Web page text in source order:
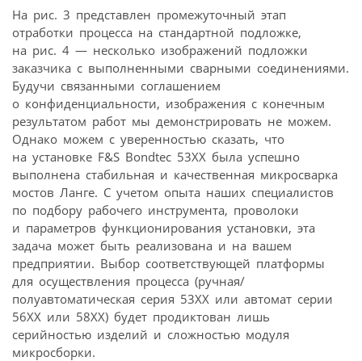
На рис. 3 представлен промежуточный этап
отработки процесса на стандартной подложке,
на рис. 4 — несколько изображений подложки
заказчика с выполненными сварными соединениями.
Будучи связанными соглашением
о конфиденциальности, изображения с конечным
результатом работ мы демонстрировать не можем.
Однако можем с уверенностью сказать, что
на установке F&S Bondtec 53XX была успешно
выполнена стабильная и качественная микросварка
мостов Ланге. С учетом опыта наших специалистов
по подбору рабочего инструмента, проволоки
и параметров функционирования установки, эта
задача может быть реализована и на вашем
предприятии. Выбор соответствующей платформы
для осуществления процесса (ручная/
полуавтоматическая серия 53ХХ или автомат серии
56ХХ или 58ХХ) будет продиктован лишь
серийностью изделий и сложностью модуля
микросборки.